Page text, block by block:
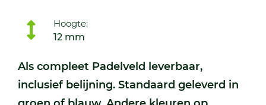
Hoogte:
12 mm
Als compleet Padelveld leverbaar,
inclusief belijning. Standaard geleverd in